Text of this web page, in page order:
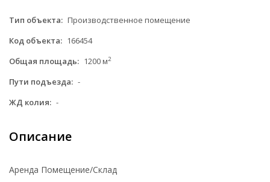
Тип объекта: Производственное помещение
Код объекта: 166454
Общая площадь: 1200 м2
Пути подъезда: -
ЖД колия: -
Описание
Аренда Помещение/Склад